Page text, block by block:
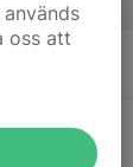
oss att